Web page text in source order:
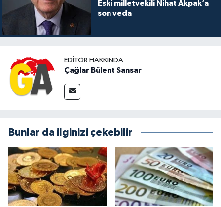
Eski milletvekili Nihat Akpak’a
son veda
EDITÖR HAKKINDA
Çağlar Bülent Sansar
Bunlar da ilginizi çekebilir